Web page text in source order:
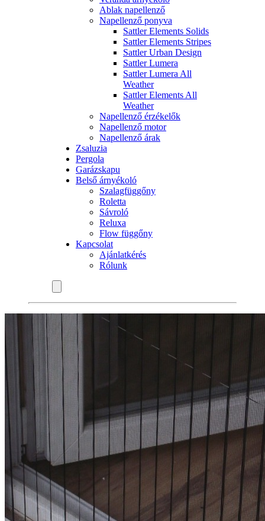
Ablak napellenző
Napellenző ponyva
Sattler Elements Solids
Sattler Elements Stripes
Sattler Urban Design
Sattler Lumera
Sattler Lumera All
Weather
Sattler Elements All
Weather
Napellenző érzékelők
Napellenző motor
Napellenző árak
Zsaluzia
Pergola
Garázskapu
Belső árnyékoló
Szalagfüggőny
Roletta
Sávroló
Reluxa
Flow függőny
Kapcsolat
Ajánlatkérés
Rólunk